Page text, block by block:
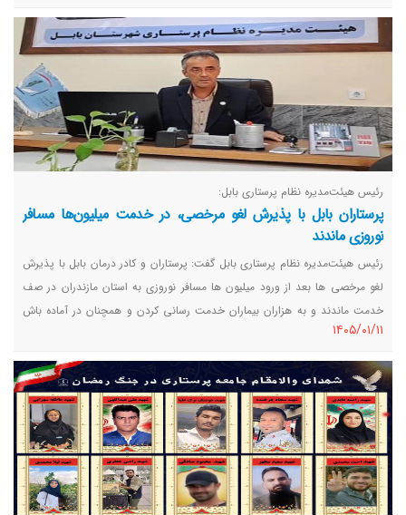
رئیس هیئت‌مدیره نظام پرستاری بابل:
پرستاران بابل با پذیرش لغو مرخصی،‌ در خدمت میلیون‌ها مسافر
نوروزی ماندند
رئیس هیئت‌مدیره نظام پرستاری بابل گفت: پرستاران و کادر درمان بابل با پذیرش
لغو مرخصی ها بعد از ورود میلیون ها مسافر نوروزی به استان مازندران در صف
خدمت ماندند و به هزاران بیماران خدمت رسانی کردن و همچنان در آماده باش
کامل هستند.
١٤٠٥/٠١/١١